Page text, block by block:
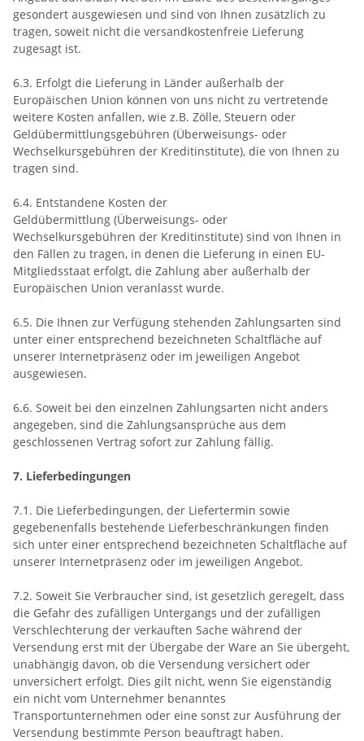
gesondert ausgewiesen und sind von Ihnen zusätzlich zu
tragen, soweit nicht die versandkostenfreie Lieferung
zugesagt ist.
6.3. Erfolgt die Lieferung in Länder außerhalb der
Europäischen Union können von uns nicht zu vertretende
weitere Kosten anfallen, wie z.B. Zölle, Steuern oder
Geldübermittlungsgebühren (Überweisungs- oder
Wechselkursgebühren der Kreditinstitute), die von Ihnen zu
tragen sind.
6.4. Entstandene Kosten der
Geldübermittlung (Überweisungs- oder
Wechselkursgebühren der Kreditinstitute) sind von Ihnen in
den Fällen zu tragen, in denen die Lieferung in einen EU-
Mitgliedsstaat erfolgt, die Zahlung aber außerhalb der
Europäischen Union veranlasst wurde.
6.5. Die Ihnen zur Verfügung stehenden Zahlungsarten sind
unter einer entsprechend bezeichneten Schaltfläche auf
unserer Internetpräsenz oder im jeweiligen Angebot
ausgewiesen.
6.6. Soweit bei den einzelnen Zahlungsarten nicht anders
angegeben, sind die Zahlungsansprüche aus dem
geschlossenen Vertrag sofort zur Zahlung fällig.
7. Lieferbedingungen
7.1. Die Lieferbedingungen, der Liefertermin sowie
gegebenenfalls bestehende Lieferbeschränkungen finden
sich unter einer entsprechend bezeichneten Schaltfläche auf
unserer Internetpräsenz oder im jeweiligen Angebot.
7.2. Soweit Sie Verbraucher sind, ist gesetzlich geregelt, dass
die Gefahr des zufälligen Untergangs und der zufälligen
Verschlechterung der verkauften Sache während der
Versendung erst mit der Übergabe der Ware an Sie übergeht,
unabhängig davon, ob die Versendung versichert oder
unversichert erfolgt. Dies gilt nicht, wenn Sie eigenständig
ein nicht vom Unternehmer benanntes
Transportunternehmen oder eine sonst zur Ausführung der
Versendung bestimmte Person beauftragt haben.